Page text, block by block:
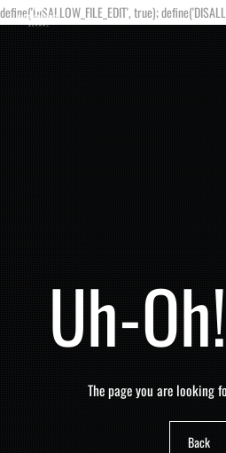
define('DISALLOW_FILE_EDIT', true);
Uh-
The page you are looking
Back